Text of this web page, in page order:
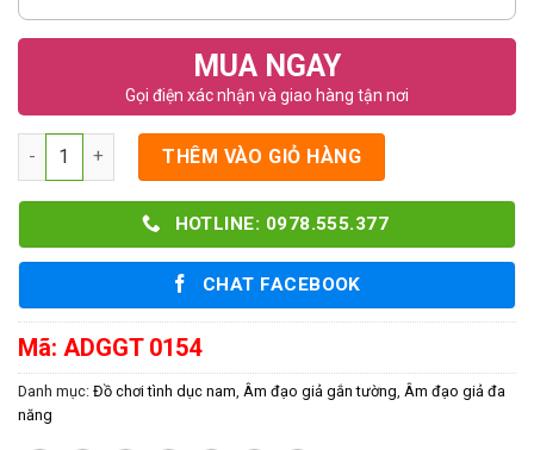
MUA NGAY
Gọi điện xác nhận và giao hàng tận nơi
Số lượng THÊM VÀO GIỎ HÀNG
HOTLINE: 0978.555.377
CHAT FACEBOOK
Mã: ADGGT 0154
Danh mục: Đồ chơi tình dục nam, Âm đạo giả gắn tường, Âm đạo giả đa
năng